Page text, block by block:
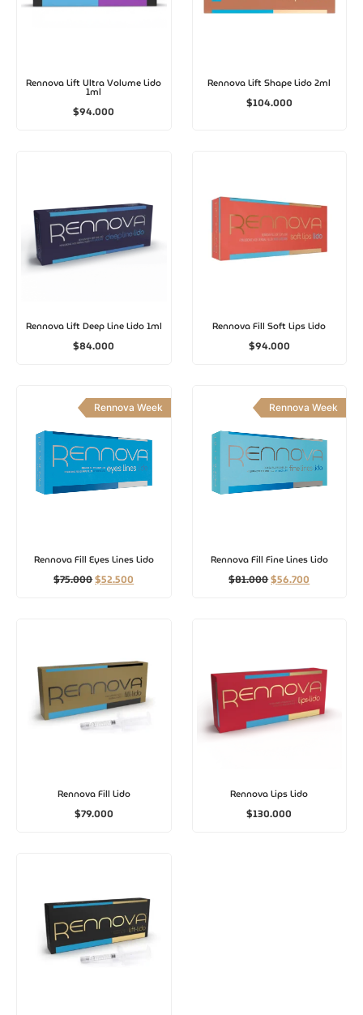
Rennova Lift Ultra Volume Lido
1ml
$94.000
Rennova Lift Shape Lido 2ml
$104.000
Rennova Lift Deep Line Lido 1ml
$84.000
Rennova Fill Soft Lips Lido
$94.000
Rennova Week
Rennova Fill Eyes Lines Lido
$75.000$52.500
Rennova Week
Rennova Fill Fine Lines Lido
$81.000$56.700
Rennova Fill Lido
$79.000
Rennova Lips Lido
$130.000